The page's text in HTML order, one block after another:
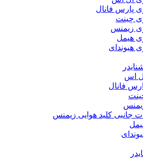
پارس فانال
چینت
زیمنس
هیمل
هیوندای
اس
فانال
جانبی کلید هوایی زیمنس